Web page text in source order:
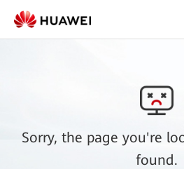
Sorry, the page you're
found.